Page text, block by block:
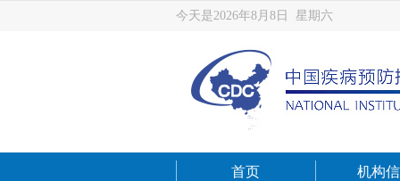
今天是2026年8月8日 星期六
首页 机构